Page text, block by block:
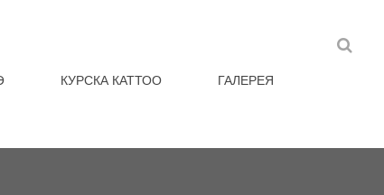
КУРСКА КАТТОО ГАЛЕРЕЯ